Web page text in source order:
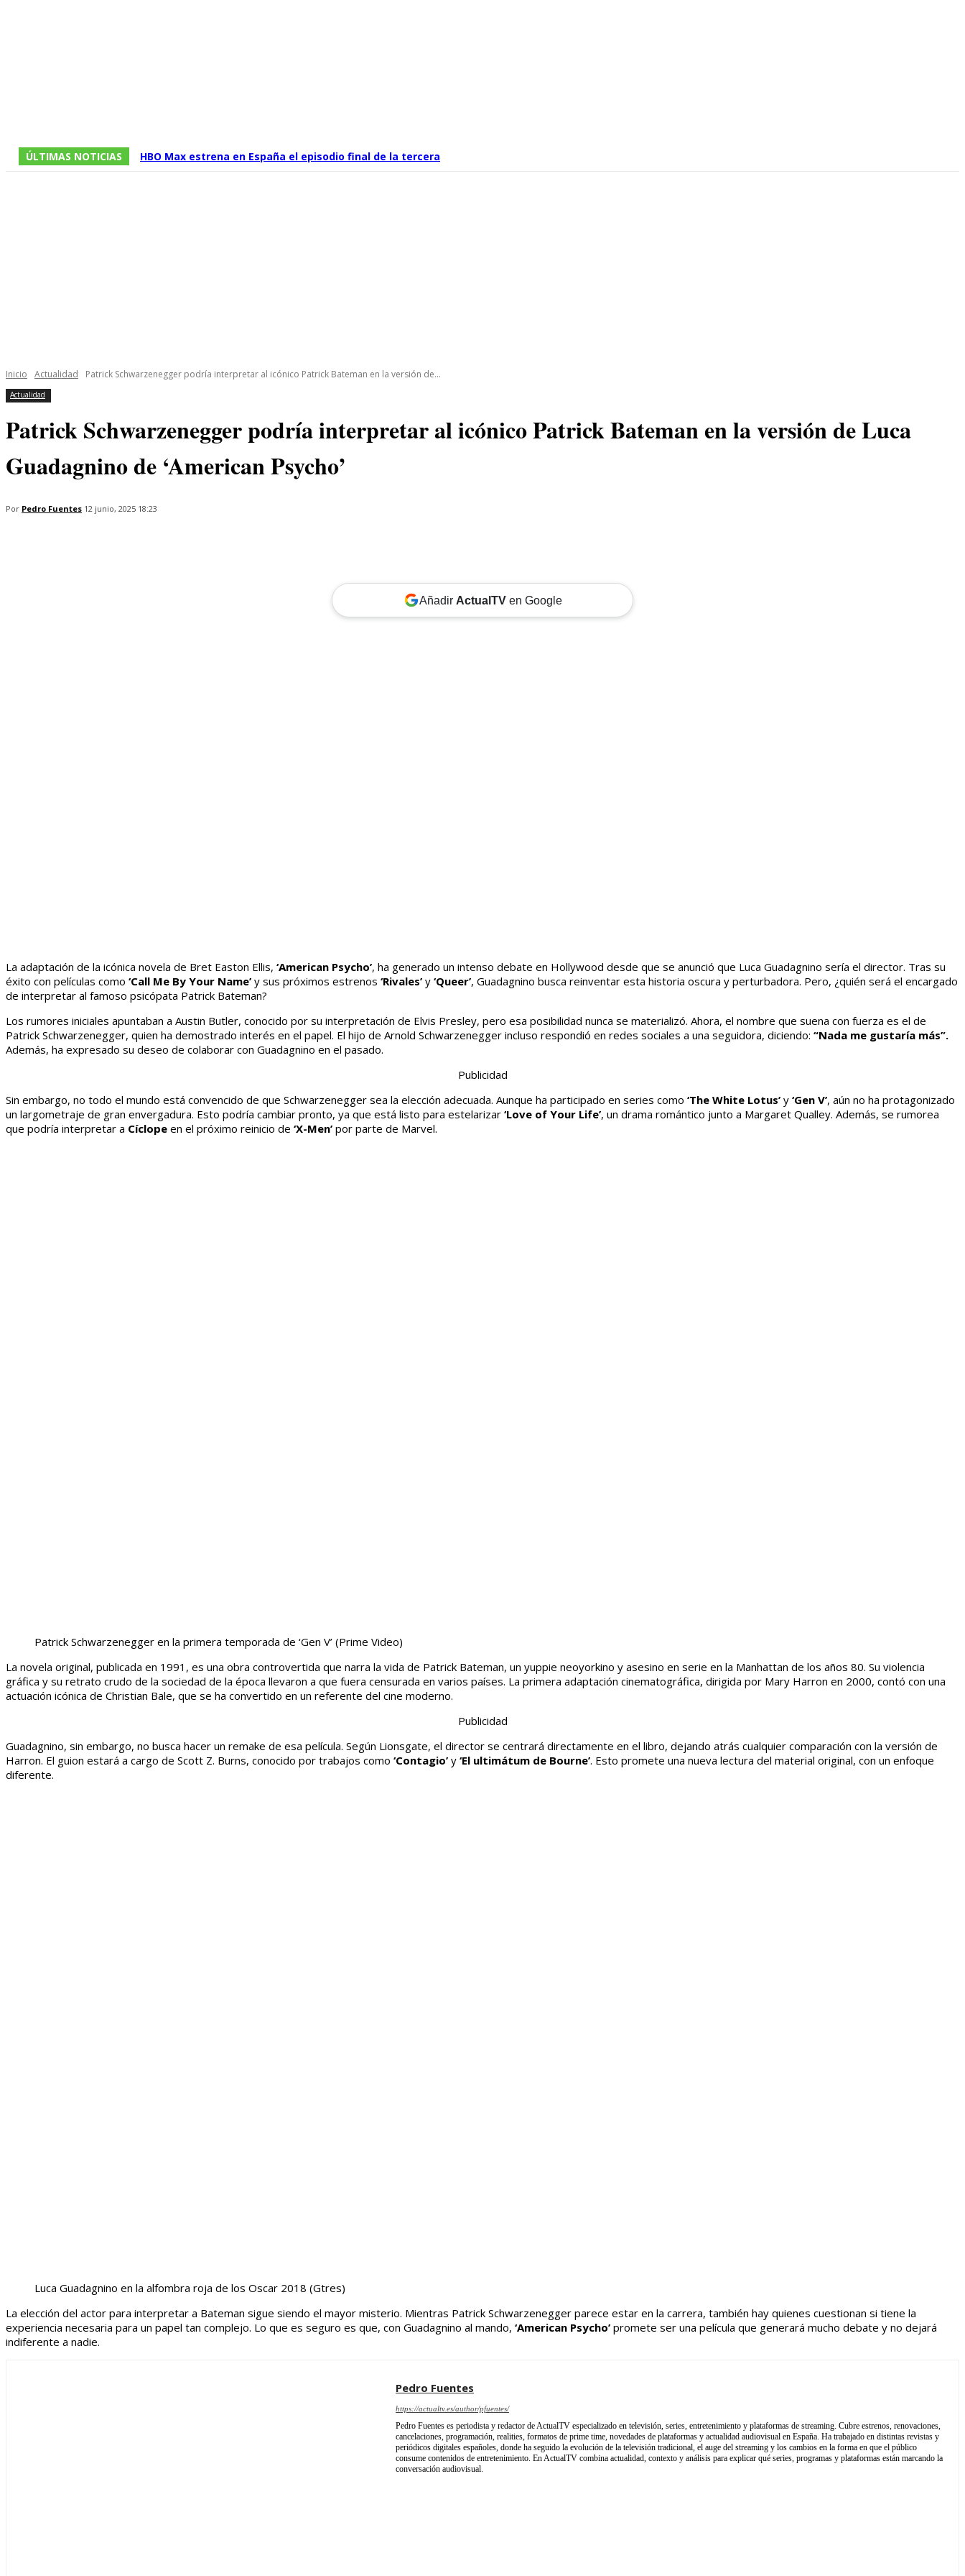
ÚLTIMAS NOTICIAS
HBO Max estrena en España el episodio final de la tercera
Inicio Actualidad Patrick Schwarzenegger podría interpretar al icónico Patrick Bateman en la versión de...
Actualidad
Patrick Schwarzenegger podría interpretar al icónico Patrick Bateman en la versión de Luca
Guadagnino de ‘American Psycho’
Por Pedro Fuentes 12 junio, 2025 18:23
Añadir ActualTVen Google
La adaptación de la icónica novela de Bret Easton Ellis, ‘American Psycho’, ha generado un intenso debate en Hollywood desde que se anunció que Luca Guadagnino sería el director. Tras su
éxito con películas como ‘Call Me By Your Name’ y sus próximos estrenos ‘Rivales’ y ‘Queer’, Guadagnino busca reinventar esta historia oscura y perturbadora. Pero, ¿quién será el encargado
de interpretar al famoso psicópata Patrick Bateman?
Los rumores iniciales apuntaban a Austin Butler, conocido por su interpretación de Elvis Presley, pero esa posibilidad nunca se materializó. Ahora, el nombre que suena con fuerza es el de
Patrick Schwarzenegger, quien ha demostrado interés en el papel. El hijo de Arnold Schwarzenegger incluso respondió en redes sociales a una seguidora, diciendo: “Nada me gustaría más”.
Además, ha expresado su deseo de colaborar con Guadagnino en el pasado.
Publicidad
Sin embargo, no todo el mundo está convencido de que Schwarzenegger sea la elección adecuada. Aunque ha participado en series como ‘The White Lotus’ y ‘Gen V’, aún no ha protagonizado
un largometraje de gran envergadura. Esto podría cambiar pronto, ya que está listo para estelarizar ‘Love of Your Life’, un drama romántico junto a Margaret Qualley. Además, se rumorea
que podría interpretar a Cíclope en el próximo reinicio de ‘X-Men’ por parte de Marvel.
Patrick Schwarzenegger en la primera temporada de ‘Gen V’ (Prime Video)
La novela original, publicada en 1991, es una obra controvertida que narra la vida de Patrick Bateman, un yuppie neoyorkino y asesino en serie en la Manhattan de los años 80. Su violencia
gráfica y su retrato crudo de la sociedad de la época llevaron a que fuera censurada en varios países. La primera adaptación cinematográfica, dirigida por Mary Harron en 2000, contó con una
actuación icónica de Christian Bale, que se ha convertido en un referente del cine moderno.
Publicidad
Guadagnino, sin embargo, no busca hacer un remake de esa película. Según Lionsgate, el director se centrará directamente en el libro, dejando atrás cualquier comparación con la versión de
Harron. El guion estará a cargo de Scott Z. Burns, conocido por trabajos como ‘Contagio’ y ‘El ultimátum de Bourne’. Esto promete una nueva lectura del material original, con un enfoque
diferente.
Luca Guadagnino en la alfombra roja de los Oscar 2018 (Gtres)
La elección del actor para interpretar a Bateman sigue siendo el mayor misterio. Mientras Patrick Schwarzenegger parece estar en la carrera, también hay quienes cuestionan si tiene la
experiencia necesaria para un papel tan complejo. Lo que es seguro es que, con Guadagnino al mando, ‘American Psycho’ promete ser una película que generará mucho debate y no dejará
indiferente a nadie.
Pedro Fuentes
https://actualtv.es/author/pfuentes/
Pedro Fuentes es periodista y redactor de ActualTV especializado en televisión, series, entretenimiento y plataformas de streaming. Cubre estrenos, renovaciones,
cancelaciones, programación, realities, formatos de prime time, novedades de plataformas y actualidad audiovisual en España. Ha trabajado en distintas revistas y
periódicos digitales españoles, donde ha seguido la evolución de la televisión tradicional, el auge del streaming y los cambios en la forma en que el público
consume contenidos de entretenimiento. En ActualTV combina actualidad, contexto y análisis para explicar qué series, programas y plataformas están marcando la
conversación audiovisual.